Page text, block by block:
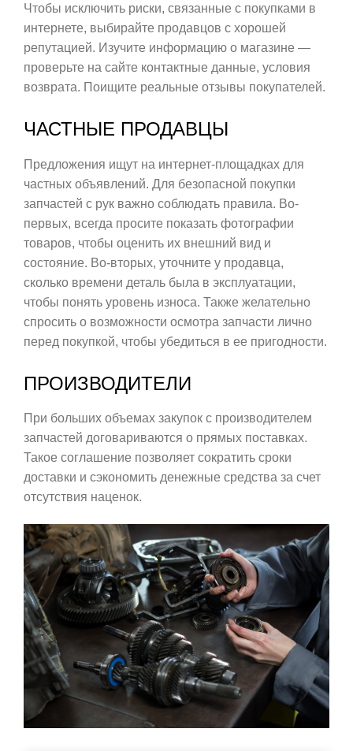
Чтобы исключить риски, связанные с покупками в
интернете, выбирайте продавцов с хорошей
репутацией. Изучите информацию о магазине —
проверьте на сайте контактные данные, условия
возврата. Поищите реальные отзывы покупателей.
ЧАСТНЫЕ ПРОДАВЦЫ
Предложения ищут на интернет-площадках для
частных объявлений. Для безопасной покупки
запчастей с рук важно соблюдать правила. Во-
первых, всегда просите показать фотографии
товаров, чтобы оценить их внешний вид и
состояние. Во-вторых, уточните у продавца,
сколько времени деталь была в эксплуатации,
чтобы понять уровень износа. Также желательно
спросить о возможности осмотра запчасти лично
перед покупкой, чтобы убедиться в ее пригодности.
ПРОИЗВОДИТЕЛИ
При больших объемах закупок с производителем
запчастей договариваются о прямых поставках.
Такое соглашение позволяет сократить сроки
доставки и сэкономить денежные средства за счет
отсутствия наценок.